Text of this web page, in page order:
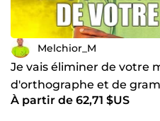
PowerPoint pour votre soutenance,
directement en message
besoins. À très vite !
Melchior_M
Je vais éliminer de votre
d'orthographe et de
À partir de 62,71 $US